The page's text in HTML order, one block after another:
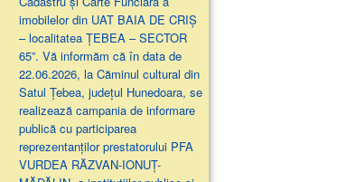
imobilelor din UAT BAIA DE CRIȘ
– localitatea ȚEBEA – SECTOR
65”. Vă informăm că în data de
22.06.2026, la Căminul cultural din
Satul Țebea, județul Hunedoara, se
realizează campania de informare
publică cu participarea
reprezentanților prestatorului PFA
VURDEA RĂZVAN-IONUȚ-